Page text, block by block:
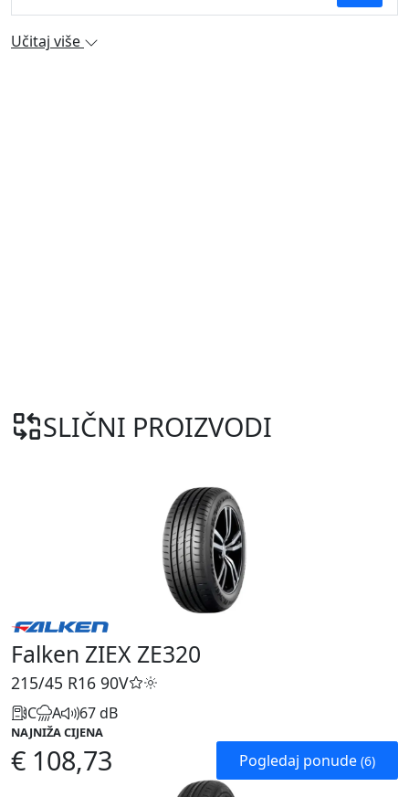
Učitaj više
SLIČNI PROIZVODI
Falken ZIEX ZE320
215/45 R16 90V
C A 67 dB
NAJNIŽA CIJENA
€ 108,73 Pogledaj ponude (6)